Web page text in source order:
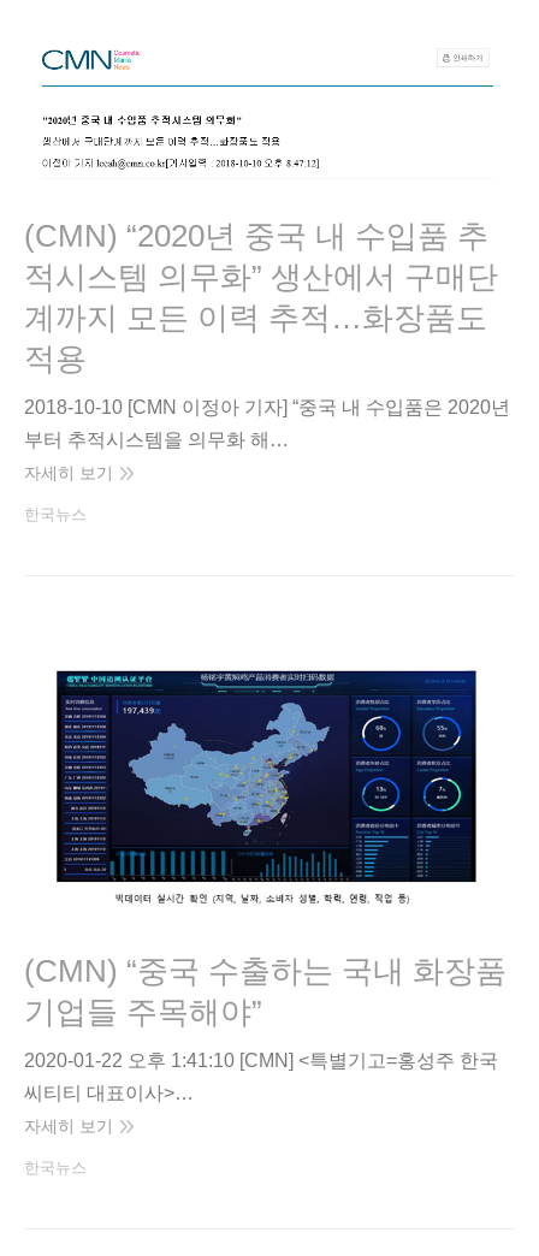
(CMN) “2020년 중국 내 수입품 추
적시스템 의무화” 생산에서 구매단
계까지 모든 이력 추적…화장품도
적용
2018-10-10 [CMN 이정아 기자] “중국 내 수입품은 2020년
부터 추적시스템을 의무화 해…
자세히 보기
한국뉴스
(CMN) “중국 수출하는 국내 화장품
기업들 주목해야”
2020-01-22 오후 1:41:10 [CMN] <특별기고=홍성주 한국
씨티티 대표이사>…
자세히 보기
한국뉴스